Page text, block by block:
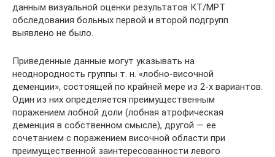
данным визуальной оценки результатов КТ/МРТ
обследования больных первой и второй подгрупп
выявлено не было.
Приведенные данные могут указывать на
неоднородность группы т. н. «лобно-височной
деменции», состоящей по крайней мере из 2-х вариантов.
Один из них определяется преимущественным
поражением лобной доли (лобная атрофическая
деменция в собственном смысле), другой — ее
сочетанием с поражением височной области при
преимущественной заинтересованности левого